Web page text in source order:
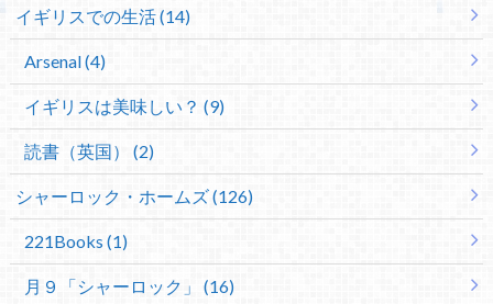
イギリスでの生活 (14)
Arsenal (4)
イギリスは美味しい？ (9)
読書（英国） (2)
シャーロック・ホームズ (126)
221Books (1)
月９「シャーロック」 (16)